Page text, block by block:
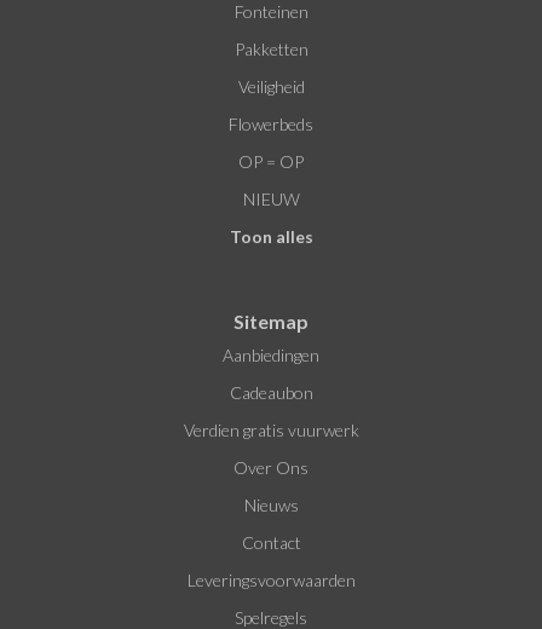
Fonteinen
Pakketten
Veiligheid
Flowerbeds
OP = OP
NIEUW
Toon alles
Sitemap
Aanbiedingen
Cadeaubon
Verdien gratis vuurwerk
Over Ons
Nieuws
Contact
Leveringsvoorwaarden
Spelregels